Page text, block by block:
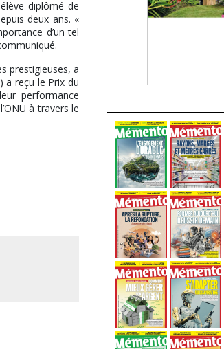
diplômé de
deux ans. «
d’un tel
prestigieuses, a
a reçu le Prix du
performance
à travers le